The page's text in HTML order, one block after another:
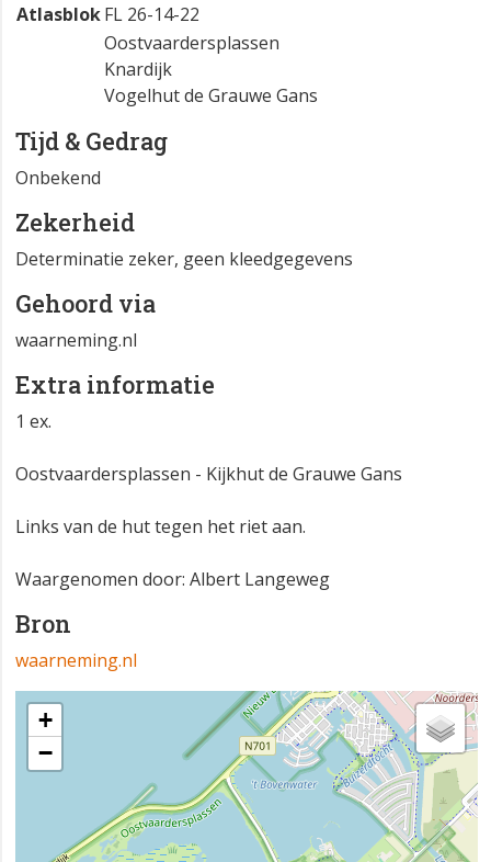
AtlasblokFL 26-14-22
Oostvaardersplassen
Knardijk
Vogelhut de Grauwe Gans
Tijd & Gedrag
Onbekend
Zekerheid
Determinatie zeker, geen kleedgegevens
Gehoord via
waarneming.nl
Extra informatie
1 ex.
Oostvaardersplassen - Kijkhut de Grauwe Gans
Links van de hut tegen het riet aan.
Waargenomen door: Albert Langeweg
Bron
waarneming.nl
+
−